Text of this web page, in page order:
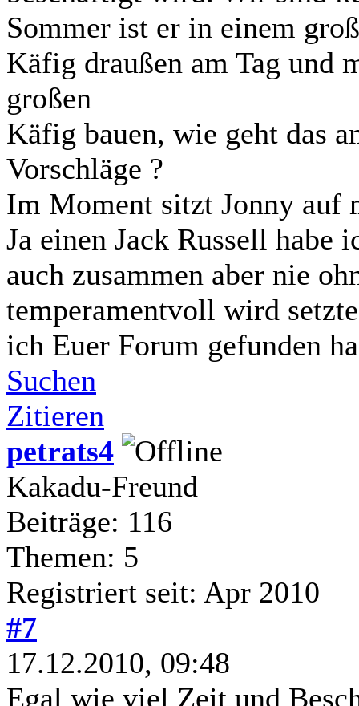
Sommer ist er in einem
Käfig draußen am Tag und
großen
Käfig bauen, wie geht das
Vorschläge ?
Im Moment sitzt Jonny auf
Ja einen Jack Russell habe
auch zusammen aber nie
temperamentvoll wird
ich Euer Forum gefunden
Suchen
Zitieren
petrats4
Kakadu-Freund
Beiträge: 116
Themen: 5
Registriert seit: Apr 2010
#7
17.12.2010, 09:48
Egal wie viel Zeit und